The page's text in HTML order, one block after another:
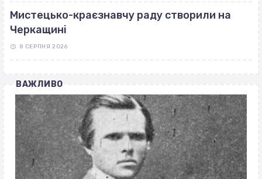
Мистецько-краєзнавчу раду створили на
Черкащині
8 СЕРПНЯ 2026
ВАЖЛИВО